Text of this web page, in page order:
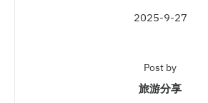
2025-9-27
Post by
旅游分享